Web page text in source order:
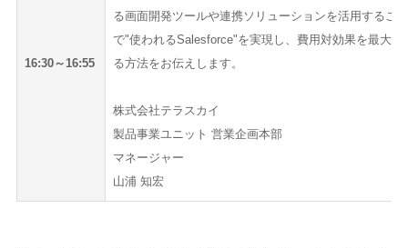
16:30～16:55
る画面開発ツールや連携ソリューションを活用すること
で"使われるSalesforce"を実現し、費用対効果を最大化
る方法をお伝えします。
株式会社テラスカイ
製品事業ユニット 営業企画本部
マネージャー
山浦 知宏